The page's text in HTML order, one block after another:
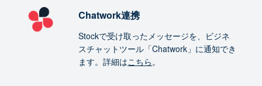
Chatwork連携
Stockで受け取ったメッセージを、ビジネ
スチャットツール「Chatwork」に通知でき
ます。詳細はこちら。